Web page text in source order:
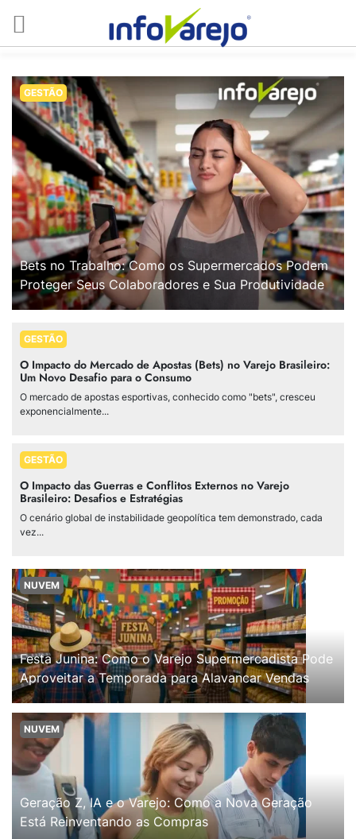
GESTÃO
Bets no Trabalho: Como os Supermercados Podem
Proteger Seus Colaboradores e Sua Produtividade
GESTÃO
O Impacto do Mercado de Apostas (Bets) no Varejo Brasileiro:
Um Novo Desafio para o Consumo
O mercado de apostas esportivas, conhecido como "bets", cresceu
exponencialmente...
GESTÃO
O Impacto das Guerras e Conflitos Externos no Varejo
Brasileiro: Desafios e Estratégias
O cenário global de instabilidade geopolítica tem demonstrado, cada
vez...
NUVEM
Festa Junina: Como o Varejo Supermercadista Pode
Aproveitar a Temporada para Alavancar Vendas
NUVEM
Geração Z, IA e o Varejo: Como a Nova Geração
Está Reinventando as Compras